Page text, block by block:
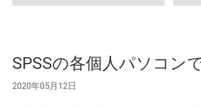
SPSSの各個人パソコン
2020年05月12日